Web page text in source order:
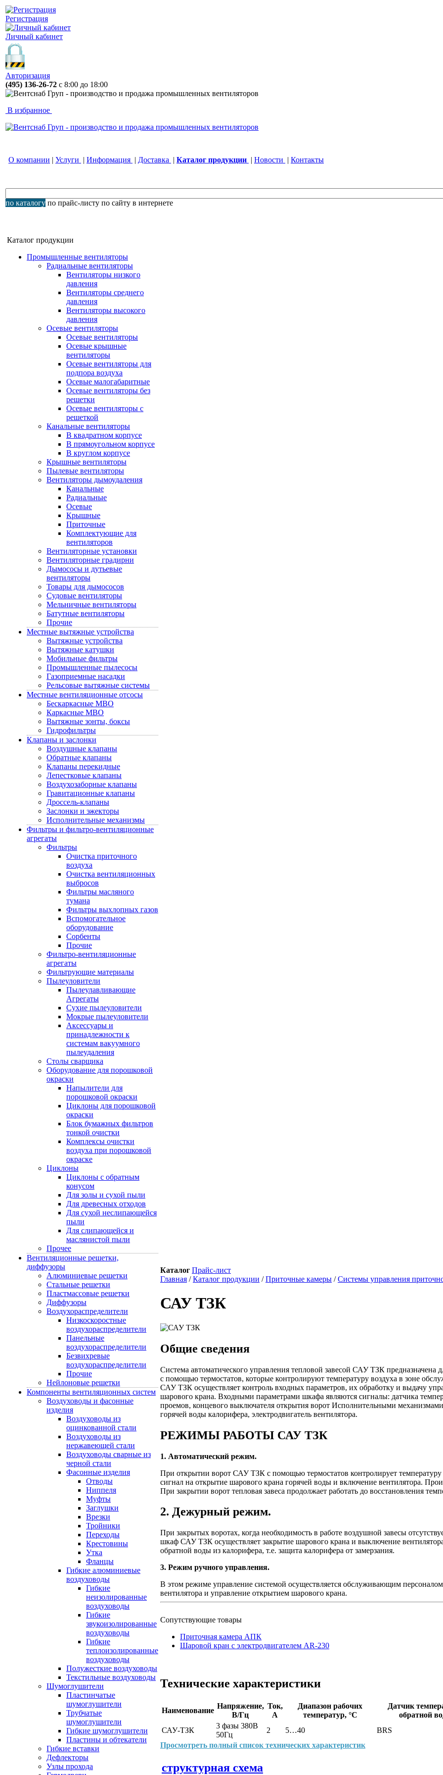
Регистрация
Личный кабинет
Авторизация
(495) 136-26-72 с 8:00 до 18:00
В избранное
О компании | Услуги | Информация | Доставка | Каталог продукции | Новости | Контакты
по каталогу по прайс-листу по сайту в интернете
Каталог продукции
Промышленные вентиляторы
Радиальные вентиляторы
Вентиляторы низкого
давления
Вентиляторы среднего
давления
Вентиляторы высокого
давления
Осевые вентиляторы
Осевые вентиляторы
Осевые крышные
вентиляторы
Осевые вентиляторы для
подпора воздуха
Осевые малогабаритные
Осевые вентиляторы без
решетки
Осевые вентиляторы с
решеткой
Канальные вентиляторы
В квадратном корпусе
В прямоугольном корпусе
В круглом корпусе
Крышные вентиляторы
Пылевые вентиляторы
Вентиляторы дымоудаления
Канальные
Радиальные
Осевые
Крышные
Приточные
Комплектующие для
вентиляторов
Вентиляторные установки
Вентиляторные градирни
Дымососы и дутьевые
вентиляторы
Товары для дымососов
Судовые вентиляторы
Мельничные вентиляторы
Батутные вентиляторы
Прочие
Местные вытяжные устройства
Вытяжные устройства
Вытяжные катушки
Мобильные фильтры
Промышленные пылесосы
Газоприемные насадки
Рельсовые вытяжные системы
Местные вентиляционные отсосы
Бескаркасные МВО
Каркасные МВО
Вытяжные зонты, боксы
Гидрофильтры
Клапаны и заслонки
Воздушные клапаны
Обратные клапаны
Клапаны перекидные
Лепестковые клапаны
Воздухозаборные клапаны
Гравитационные клапаны
Дроссель-клапаны
Заслонки и эжекторы
Исполнительные механизмы
Фильтры и фильтро-вентиляционные
агрегаты
Фильтры
Очистка приточного
воздуха
Очистка вентиляционных
выбросов
Фильтры масляного
тумана
Фильтры выхлопных газов
Вспомогательное
оборудование
Сорбенты
Прочие
Фильтро-вентиляционные
агрегаты
Фильтрующие материалы
Пылеуловители
Пылеулавливающие
Агрегаты
Сухие пылеуловители
Мокрые пылеуловители
Аксессуары и
принадлежности к
системам вакуумного
пылеудаления
Столы сварщика
Оборудование для порошковой
окраски
Напылители для
порошковой окраски
Циклоны для порошковой
окраски
Блок бумажных фильтров
тонкой очистки
Комплексы очистки
воздуха при порошковой
окраске
Циклоны
Циклоны с обратным
конусом
Для золы и сухой пыли
Для древесных отходов
Для сухой неслипающейся
пыли
Для слипающейся и
маслянистой пыли
Прочее
Вентиляционные решетки,
диффузоры
Алюминиевые решетки
Стальные решетки
Пластмассовые решетки
Диффузоры
Воздухораспределители
Низкоскоростные
воздухораспределители
Панельные
воздухораспределители
Безвихревые
воздухораспределители
Прочие
Нейлоновые решетки
Компоненты вентиляционных систем
Воздуховоды и фасонные
изделия
Воздуховоды из
оцинкованной стали
Воздуховоды из
нержавеющей стали
Воздуховоды сварные из
черной стали
Фасонные изделия
Отводы
Ниппеля
Муфты
Заглушки
Врезки
Тройники
Переходы
Крестовины
Утка
Фланцы
Гибкие алюминиевые
воздуховоды
Гибкие
неизолированные
воздуховоды
Гибкие
звукоизолированные
воздуховоды
Гибкие
теплоизолированные
воздуховоды
Полужесткие воздуховоды
Текстильные воздуховоды
Шумоглушители
Пластинчатые
шумоглушители
Трубчатые
шумоглушители
Гибкие шумоглушители
Пластины и обтекатели
Гибкие вставки
Дефлекторы
Узлы прохода
Каталог Прайс-лист
Главная /Каталог продукции /Приточные камеры /Системы управления
САУ ТЗК
Общие сведения
Система автоматического управления тепловой завесой САУ ТЗК
с помощью термостатов, которые контролируют температуру воздуха в зоне
САУ ТЗК осуществляет контроль входных параметров, их обработку и выдачу
шарового крана. Входными параметрами шкафа являются сигналы: датчика
проемов, концевого выключателя открытия ворот Исполнительными
горячей воды калорифера, электродвигатель вентилятора.
РЕЖИМЫ РАБОТЫ САУ ТЗК
1. Автоматический режим.
При открытии ворот САУ ТЗК с помощью термостатов контролирует температуру
сигнал на открытие шарового крана горячей воды и включение вентилятора.
При закрытии ворот тепловая завеса продолжает работать до восстановления
2. Дежурный режим.
При закрытых воротах, когда необходимость в работе воздушной завесы
шкаф САУ ТЗК осуществляет закрытие шарового крана и выключение
обратной воды из калорифера, т.е. защита калорифера от замерзания.
3. Режим ручного управления.
В этом режиме управление системой осуществляется обслуживающим
вентилятора и управление открытием шарового крана.
Сопутствующие товары
Приточная камера АПК
Шаровой кран с электродвигателем AR-230
Технические характеристики
Наименование
Напряжение,
В/Гц
Ток,
А
Диапазон рабочих
температур, °С
Датчик
обратной
САУ-ТЗК
3 фазы 380В
50Гц
2 5…40 BRS
Просмотреть полный список технических характеристик
структурная схема